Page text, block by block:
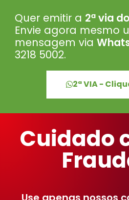
Quer emitir a 2ª via
Envie agora mesmo
mensagem via
3218 5002.
2ª VIA -
Cuidado